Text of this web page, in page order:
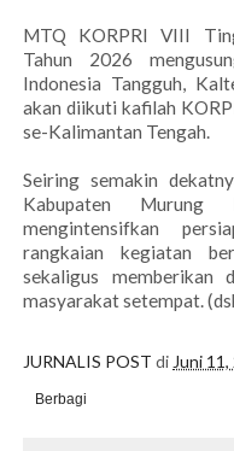
MTQ KORPRI VIII
Tahun 2026
Indonesia Tangguh,
akan diikuti kafilah
se-Kalimantan Tengah.
Seiring semakin
Kabupaten
mengintensifkan
rangkaian kegiatan
sekaligus memberikan
masyarakat setempat.
JURNALIS POST di Juni
Berbagi